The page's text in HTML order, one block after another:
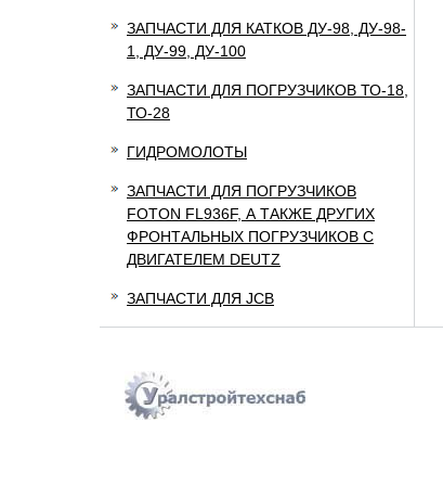
ЗАПЧАСТИ ДЛЯ КАТКОВ ДУ-98, ДУ-98-
1, ДУ-99, ДУ-100
ЗАПЧАСТИ ДЛЯ ПОГРУЗЧИКОВ ТО-18,
ТО-28
ГИДРОМОЛОТЫ
ЗАПЧАСТИ ДЛЯ ПОГРУЗЧИКОВ
FOTON FL936F, А ТАКЖЕ ДРУГИХ
ФРОНТАЛЬНЫХ ПОГРУЗЧИКОВ С
ДВИГАТЕЛЕМ DEUTZ
ЗАПЧАСТИ ДЛЯ JCB